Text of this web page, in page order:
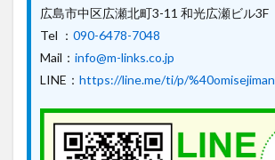
広島市中区広瀬北町3-11 和光広瀬ビル3F
Tel ： 090-6478-7048
Mail： info@m-links.co.jp
LINE： https://line.me/ti/p/%40omisejiman